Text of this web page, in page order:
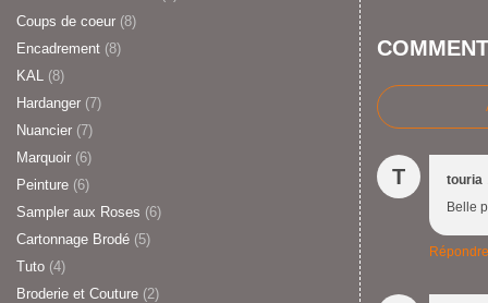
Coups de coeur (8)
Encadrement (8)
KAL (8)
Hardanger (7)
Nuancier (7)
Marquoir (6)
Peinture (6)
Sampler aux Roses (6)
Cartonnage Brodé (5)
Tuto (4)
Broderie et Couture (2)
T touria
Belle
Répondre